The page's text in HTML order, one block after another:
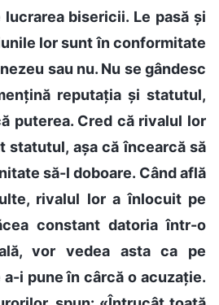
lucrarea bisericii. Le pasă și
lor sunt în conformitate
sau nu. Nu se gândesc
reputația și statutul,
puterea. Cred că rivalul lor
statutul, așa că încearcă să
să-l doboare. Când află
rivalul lor a înlocuit pe
constant datoria într-o
vor vedea asta ca pe
i pune în cârcă o acuzație.